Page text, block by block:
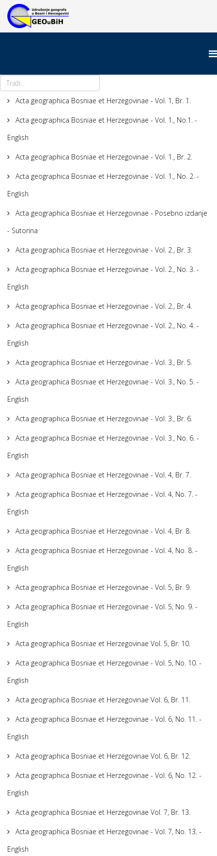
Acta geographica Bosniae et Herzegovinae - Vol. 1, Br. 1.
Acta geographica Bosniae et Herzegovinae - Vol. 1., No.1. -
English
Acta geographica Bosniae et Herzegovinae - Vol. 1., Br. 2.
Acta geographica Bosniae et Herzegovinae - Vol. 1., No. 2. -
English
Acta geographica Bosniae et Herzegovinae - Posebno izdanje
- Sutorina
Acta geographica Bosniae et Herzegovinae - Vol. 2., Br. 3.
Acta geographica Bosniae et Herzegovinae - Vol. 2., No. 3. -
English
Acta geographica Bosniae et Herzegovinae - Vol. 2., Br. 4.
Acta geographica Bosniae et Herzegovinae - Vol. 2., No. 4. -
English
Acta geographica Bosniae et Herzegovinae - Vol. 3., Br. 5.
Acta geographica Bosniae et Herzegovinae - Vol. 3., No. 5. -
English
Acta geographica Bosniae et Herzegovinae - Vol. 3., Br. 6.
Acta geographica Bosniae et Herzegovinae - Vol. 3., No. 6. -
English
Acta geographica Bosniae et Herzegovinae - Vol. 4, Br. 7.
Acta geographica Bosniae et Herzegovinae - Vol. 4, No. 7. -
English
Acta geographica Bosniae et Herzegovinae - Vol. 4, Br. 8.
Acta geographica Bosniae et Herzegovinae - Vol. 4, No. 8. -
English
Acta geographica Bosniae et Herzegovinae - Vol. 5, Br. 9.
Acta geographica Bosniae et Herzegovinae - Vol. 5, No. 9. -
English
Acta geographica Bosniae et Herzegovinae Vol. 5, Br. 10.
Acta geographica Bosniae et Herzegovinae - Vol. 5, No. 10. -
English
Acta geographica Bosniae et Herzegovinae Vol. 6, Br. 11.
Acta geographica Bosniae et Herzegovinae - Vol. 6, No. 11. -
English
Acta geographica Bosniae et Herzegovinae Vol. 6, Br. 12.
Acta geographica Bosniae et Herzegovinae - Vol. 6, No. 12. -
English
Acta geographica Bosniae et Herzegovinae Vol. 7, Br. 13.
Acta geographica Bosniae et Herzegovinae - Vol. 7, No. 13. -
English